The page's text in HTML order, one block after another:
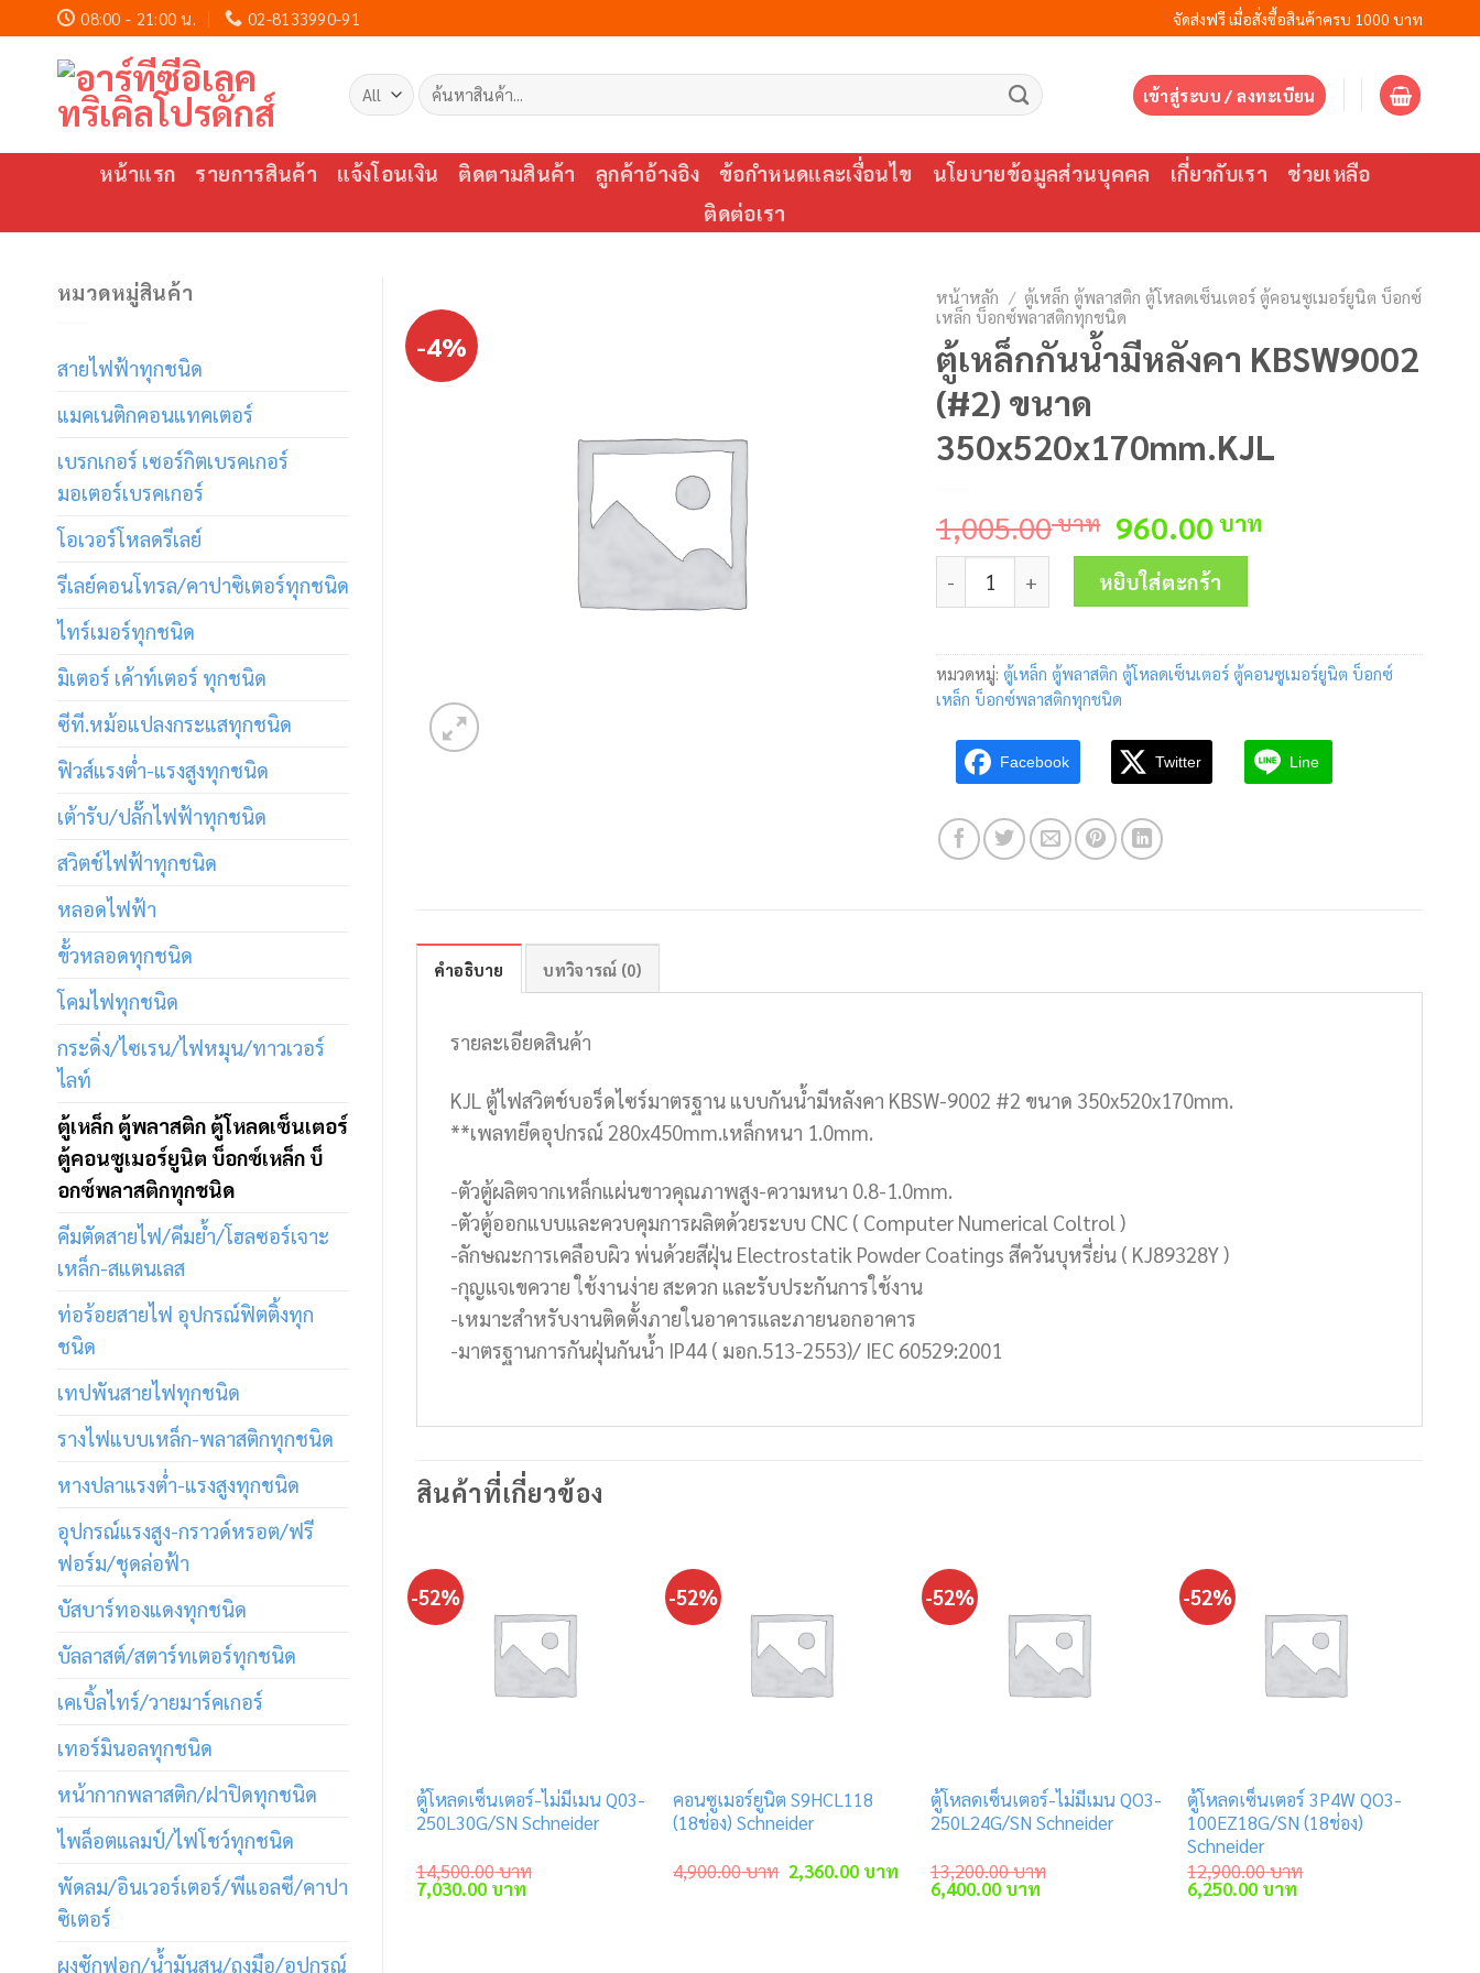
content
08:00 - 21:00 น. 02-8133990-91 จัดส่งฟรี เมื่อสั่งซื้อสินค้าครบ 1000 บาท
ค้นหา: เข้าสู่ระบบ / ลงทะเบียน
หน้าแรก รายการสินค้า แจ้งโอนเงิน ติดตามสินค้า ลูกค้าอ้างอิง ข้อกำหนดและเงื่อนไข นโยบายข้อมูลส่วนบุคคล เกี่ยวกับเรา
ช่วยเหลือ
ติดต่อเรา
หมวดหมู่สินค้า
สายไฟฟ้าทุกชนิด
แมคเนติกคอนแทคเตอร์
เบรกเกอร์ เซอร์กิตเบรคเกอร์
มอเตอร์เบรคเกอร์
โอเวอร์โหลดรีเลย์
รีเลย์คอนโทรล/คาปาซิเตอร์ทุกชนิด
ไทร์เมอร์ทุกชนิด
มิเตอร์ เค้าท์เตอร์ ทุกชนิด
ซีที.หม้อแปลงกระแสทุกชนิด
ฟิวส์แรงต่ำ-แรงสูงทุกชนิด
เต้ารับ/ปลั๊กไฟฟ้าทุกชนิด
สวิตช์ไฟฟ้าทุกชนิด
หลอดไฟฟ้า
ขั้วหลอดทุกชนิด
โคมไฟทุกชนิด
กระดิ่ง/ไซเรน/ไฟหมุน/ทาวเวอร์
ไลท์
ตู้เหล็ก ตู้พลาสติก ตู้โหลดเซ็นเตอร์
ตู้คอนซูเมอร์ยูนิต บ็อกซ์เหล็ก บ็
อกซ์พลาสติกทุกชนิด
คีมตัดสายไฟ/คีมย้ำ/โฮลซอร์เจาะ
เหล็ก-สแตนเลส
ท่อร้อยสายไฟ อุปกรณ์ฟิตติ้งทุก
ชนิด
เทปพันสายไฟทุกชนิด
รางไฟแบบเหล็ก-พลาสติกทุกชนิด
หางปลาแรงต่ำ-แรงสูงทุกชนิด
อุปกรณ์แรงสูง-กราวด์หรอต/ฟรี
ฟอร์ม/ชุดล่อฟ้า
บัสบาร์ทองแดงทุกชนิด
บัลลาสต์/สตาร์ทเตอร์ทุกชนิด
เคเบิ้ลไทร์/วายมาร์คเกอร์
เทอร์มินอลทุกชนิด
หน้ากากพลาสติก/ฝาปิดทุกชนิด
ไพล็อตแลมป์/ไฟโชว์ทุกชนิด
พัดลม/อินเวอร์เตอร์/พีแอลซี/คาปา
ซิเตอร์
ผงซักฟอก/น้ำมันสน/ถุงมือ/อุปกรณ์
-4%
หน้าหลัก / ตู้เหล็ก ตู้พลาสติก ตู้โหลดเซ็นเตอร์ ตู้คอนซูเมอร์ยูนิต บ็อกซ์
เหล็ก บ็อกซ์พลาสติกทุกชนิด
ตู้เหล็กกันน้ำมีหลังคา KBSW9002
(#2) ขนาด
350x520x170mm.KJL
1,005.00บาท Original
price
was:
1,005.00 บาท.
960.00 บาท
จำนวน ตู้เหล็กกันน้ำมีหลังคา KBSW9002 (#2) ขนาด
หยิบใส่ตะกร้า
หมวดหมู่: ตู้เหล็ก ตู้พลาสติก ตู้โหลดเซ็นเตอร์ ตู้คอนซูเมอร์ยูนิต บ็อกซ์
เหล็ก บ็อกซ์พลาสติกทุกชนิด
Facebook Twitter Line
คำอธิบาย บทวิจารณ์ (0)
รายละเอียดสินค้า
KJL ตู้ไฟสวิตช์บอร็ดไซร์มาตรฐาน แบบกันน้ำมีหลังคา KBSW-9002 #2 ขนาด 350x520x170mm.
**เพลทยึดอุปกรณ์ 280x450mm.เหล็กหนา 1.0mm.
-ตัวตู้ผลิตจากเหล็กแผ่นขาวคุณภาพสูง-ความหนา 0.8-1.0mm.
-ตัวตู้ออกแบบและควบคุมการผลิตด้วยระบบ CNC ( Computer Numerical Coltrol )
-ลักษณะการเคลือบผิว พ่นด้วยสีฝุ่น Electrostatik Powder Coatings สีควันบุหรี่ย่น ( KJ89328Y )
-กุญแจเขควาย ใช้งานง่าย สะดวก และรับประกันการใช้งาน
-เหมาะสำหรับงานติดตั้งภายในอาคารและภายนอกอาคาร
-มาตรฐานการกันฝุ่นกันน้ำ IP44 ( มอก.513-2553)/ IEC 60529:2001
สินค้าที่เกี่ยวข้อง
-52%
ตู้โหลดเซ็นเตอร์-ไม่มีเมน Q03-
250L30G/SN Schneider
14,500.00บาท
Original
price
7,030.00บาทCurrent
price
-52%
คอนซูเมอร์ยูนิต S9HCL118
(18ช่อง) Schneider
4,900.00บาท Original
price
2,360.00 บาท Current
price
-52%
ตู้โหลดเซ็นเตอร์-ไม่มีเมน QO3-
250L24G/SN Schneider
13,200.00บาท
Original
price
6,400.00บาทCurrent
price
-52%
ตู้โหลดเซ็นเตอร์ 3P4W QO3-
100EZ18G/SN (18ช่อง)
Schneider
12,900.00บาท
Original
price
6,250.00 บาทCurrent